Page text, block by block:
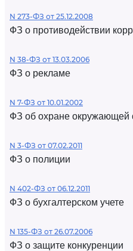
N 273-ФЗ от 25.12.2008
ФЗ о противодействии
N 38-ФЗ от 13.03.2006
ФЗ о рекламе
N 7-ФЗ от 10.01.2002
ФЗ об охране окружающей
N 3-ФЗ от 07.02.2011
ФЗ о полиции
N 402-ФЗ от 06.12.2011
ФЗ о бухгалтерском учете
N 135-ФЗ от 26.07.2006
ФЗ о защите конкуренции